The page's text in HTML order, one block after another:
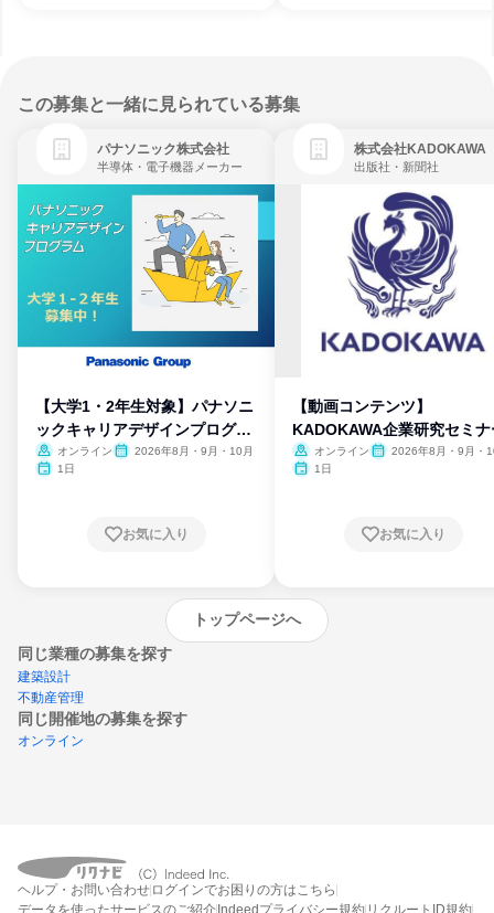
この募集と一緒に見られている募集
パナソニック株式会社
半導体・電子機器メーカー
【大学1・2年生対象】パナソニ
ックキャリアデザインプログラ
ム
オンライン
2026年8月・9月・10月
1日
お気に入り
株式会社KADOKAWA
出版社・新聞社
【動画コンテンツ】
KADOKAWA企業研究セミナ
オンライン
2026年8月・9月・
1日
お気に入り
トップページへ
同じ業種の募集を探す
建築設計
不動産管理
同じ開催地の募集を探す
オンライン
エントリーするとプログラムの詳細案内を
受け取れるようになります
ヘルプ・お問い合わせ ログインでお困りの方はこちら
データを使ったサービスのご紹介 Indeedプライバシー規約 リクルートID規約